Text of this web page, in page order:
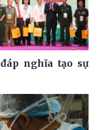
nghĩa tạo sự